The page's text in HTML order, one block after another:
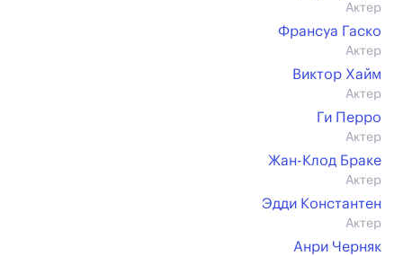
Актер
Франсуа Гаско
Актер
Виктор Хайм
Актер
Ги Перро
Актер
Жан-Клод Браке
Актер
Эдди Константен
Актер
Анри Черняк